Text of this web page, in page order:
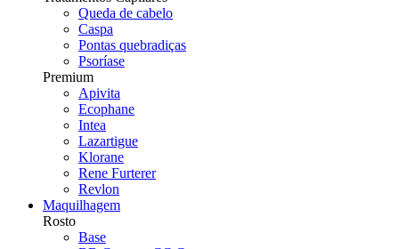
Queda de cabelo
Caspa
Pontas quebradiças
Psoríase
Premium
Apivita
Ecophane
Intea
Lazartigue
Klorane
Rene Furterer
Revlon
Maquilhagem
Rosto
Base